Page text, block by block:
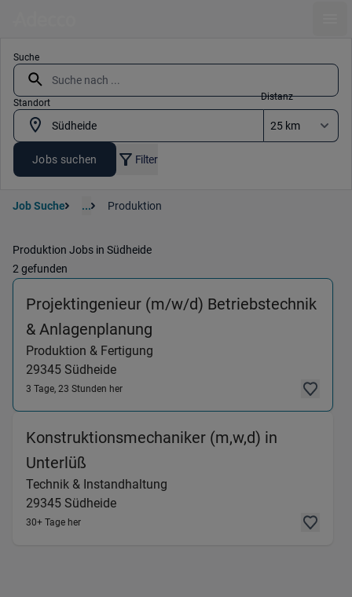
Suche
Standort
Distanz
Jobs suchen Filter
Job Suche ... Produktion
Produktion Jobs in Südheide
2 gefunden
Projektingenieur (m/w/d) Betriebstechnik
& Anlagenplanung
Produktion & Fertigung
29345 Südheide
3 Tage, 23 Stunden her
Konstruktionsmechaniker (m,w,d) in
Unterlüß
Technik & Instandhaltung
29345 Südheide
30+ Tage her